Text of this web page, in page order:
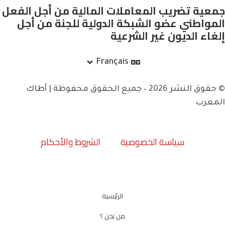
جمعية تضريب المعاملات المالية من أجل الفعل
المواطني عضو الشبكة الدولية للجنة من أجل
إلغاء الديون غير الشرعية
Français
© حقوق النشر 2026 – جميع الحقوق محفوظة | أطاك
المغرب
سياسة الخصوصية الشروط والأحكام
الرئيسية
من نحن ؟